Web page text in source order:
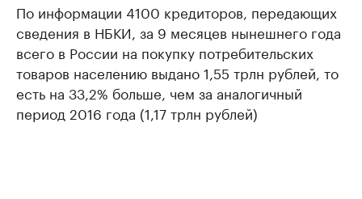
По информации 4100 кредиторов, передающих
сведения в НБКИ, за 9 месяцев нынешнего года
всего в России на покупку потребительских
товаров населению выдано 1,55 трлн рублей, то
есть на 33,2% больше, чем за аналогичный
период 2016 года (1,17 трлн рублей)